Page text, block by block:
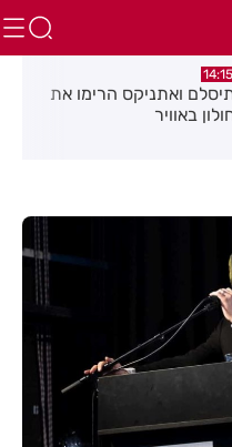
13:05
פצוע בתאונת אופנוע במרכז
חולון